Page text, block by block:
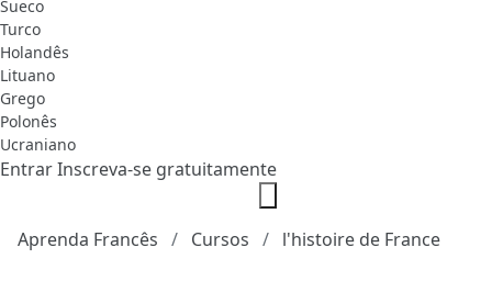
Sueco
Turco
Holandês
Lituano
Grego
Polonês
Ucraniano
EntrarInscreva-se gratuitamente
Aprenda Francês Cursos l'histoire de France